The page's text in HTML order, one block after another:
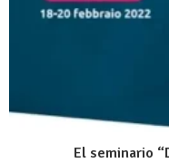
El seminario